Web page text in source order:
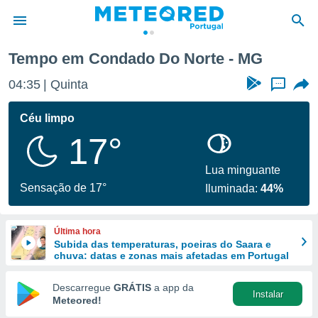
da
foi
fornecidas
a este
das
e
forma
digital
Tempo em Condado Do Norte - MG
04:35 Quinta ...
Céu limpo
17°
Sensação de 17°
Lua minguante
Iluminada:44%
Última hora
Subida das temperaturas, poeiras do Saara e
chuva: datas e zonas mais afetadas em Portugal
Descarregue GRÁTIS a app da
Meteored!
Instalar